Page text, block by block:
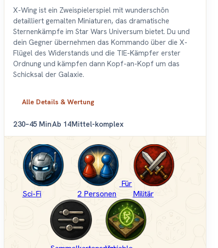
X-Wing ist ein Zweispielerspiel mit wunderschön
detailliert gemalten Miniaturen, das dramatische
Sternenkämpfe im Star Wars Universum bietet. Du und
dein Gegner übernehmen das Kommando über die X-
Flügel des Widerstands und die TIE-Kämpfer erster
Ordnung und kämpfen dann Kopf-an-Kopf um das
Schicksal der Galaxie.
Alle Details & Wertung
230–45 MinAb 14Mittel-komplex
Sci-Fi
Für
2 Personen
Militär